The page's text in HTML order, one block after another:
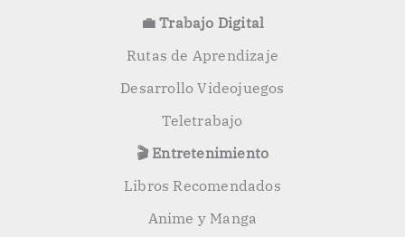
💼 Trabajo Digital
Rutas de Aprendizaje
Desarrollo Videojuegos
Teletrabajo
🎬 Entretenimiento
Libros Recomendados
Anime y Manga